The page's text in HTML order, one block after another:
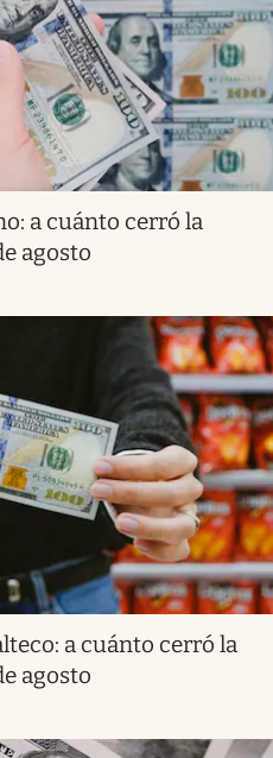
a cuánto cerró la
agosto
a cuánto cerró la
agosto